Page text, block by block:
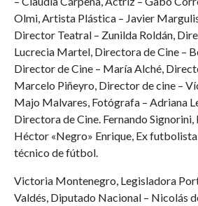
Olmi, Artista Plástica – Javier
Director Teatral – Zunilda Roldán,
Lucrecia Martel, Directora de Cine –
Director de Cine – María Alché,
Marcelo Piñeyro, Director de cine –
Majo Malvares, Fotógrafa – Adriana
Directora de Cine. Fernando
Héctor «Negro» Enrique, Ex futbolista
técnico de fútbol.
Victoria Montenegro, Legisladora
Valdés, Diputado Nacional – Nicolás